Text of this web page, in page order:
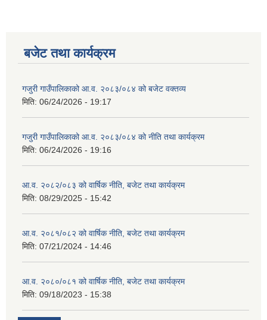
बजेट तथा कार्यक्रम
गजुरी गाउँपालिकाको आ.व. २०८३/०८४ को बजेट वक्तव्य
मिति: 06/24/2026 - 19:17
गजुरी गाउँपालिकाको आ.व. २०८३/०८४ को नीति तथा कार्यक्रम
मिति: 06/24/2026 - 19:16
आ.व. २०८२/०८३ को वार्षिक नीति, बजेट तथा कार्यक्रम
मिति: 08/29/2025 - 15:42
आ.व. २०८१/०८२ को वार्षिक नीति, बजेट तथा कार्यक्रम
मिति: 07/21/2024 - 14:46
आ.व. २०८०/०८१ को वार्षिक नीति, बजेट तथा कार्यक्रम
मिति: 09/18/2023 - 15:38